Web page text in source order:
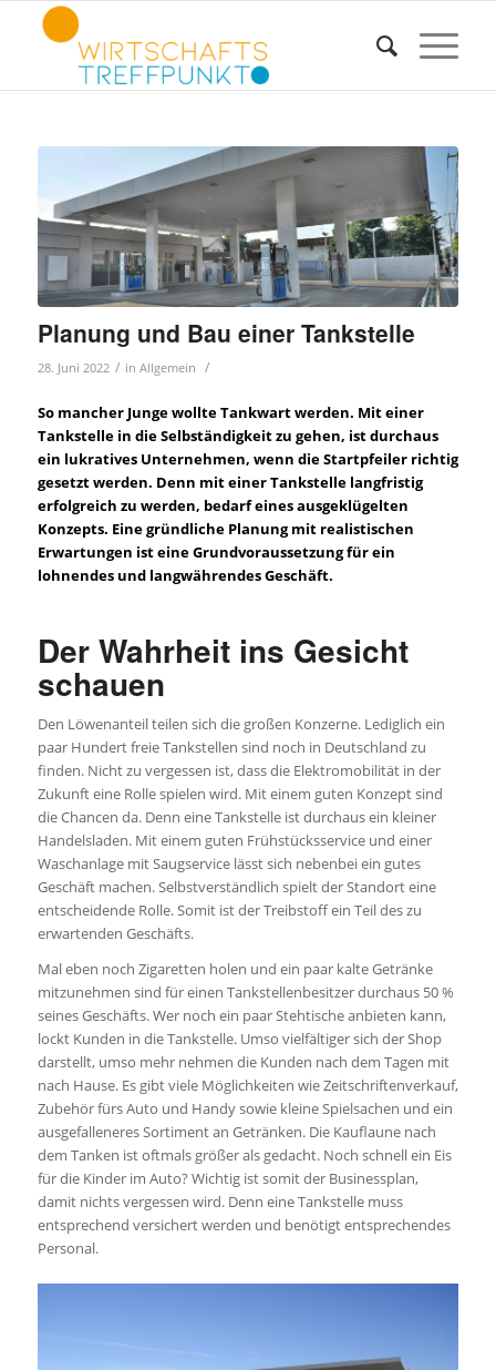
Planung und Bau einer Tankstelle
28. Juni 2022 / in Allgemein /
So mancher Junge wollte Tankwart werden. Mit einer
Tankstelle in die Selbständigkeit zu gehen, ist durchaus
ein lukratives Unternehmen, wenn die Startpfeiler richtig
gesetzt werden. Denn mit einer Tankstelle langfristig
erfolgreich zu werden, bedarf eines ausgeklügelten
Konzepts. Eine gründliche Planung mit realistischen
Erwartungen ist eine Grundvoraussetzung für ein
lohnendes und langwährendes Geschäft.
Der Wahrheit ins Gesicht
schauen
Den Löwenanteil teilen sich die großen Konzerne. Lediglich ein
paar Hundert freie Tankstellen sind noch in Deutschland zu
finden. Nicht zu vergessen ist, dass die Elektromobilität in der
Zukunft eine Rolle spielen wird. Mit einem guten Konzept sind
die Chancen da. Denn eine Tankstelle ist durchaus ein kleiner
Handelsladen. Mit einem guten Frühstücksservice und einer
Waschanlage mit Saugservice lässt sich nebenbei ein gutes
Geschäft machen. Selbstverständlich spielt der Standort eine
entscheidende Rolle. Somit ist der Treibstoff ein Teil des zu
erwartenden Geschäfts.
Mal eben noch Zigaretten holen und ein paar kalte Getränke
mitzunehmen sind für einen Tankstellenbesitzer durchaus 50 %
seines Geschäfts. Wer noch ein paar Stehtische anbieten kann,
lockt Kunden in die Tankstelle. Umso vielfältiger sich der Shop
darstellt, umso mehr nehmen die Kunden nach dem Tagen mit
nach Hause. Es gibt viele Möglichkeiten wie Zeitschriftenverkauf,
Zubehör fürs Auto und Handy sowie kleine Spielsachen und ein
ausgefalleneres Sortiment an Getränken. Die Kauflaune nach
dem Tanken ist oftmals größer als gedacht. Noch schnell ein Eis
für die Kinder im Auto? Wichtig ist somit der Businessplan,
damit nichts vergessen wird. Denn eine Tankstelle muss
entsprechend versichert werden und benötigt entsprechendes
Personal.